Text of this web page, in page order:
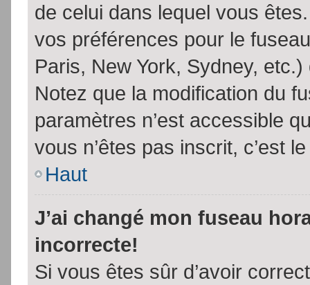
de celui dans lequel vous
vos préférences pour le
Paris, New York, Sydney,
Notez que la modification du
paramètres n’est accessible
vous n’êtes pas inscrit, c’est
Haut
J’ai changé mon fuseau
incorrecte!
Si vous êtes sûr d’avoir